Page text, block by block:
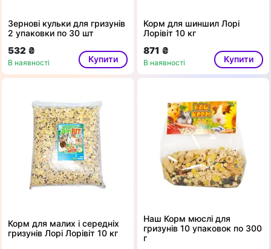
Зернові кульки для гризунів
2 упаковки по 30 шт
532 ₴
В наявності Купити
Корм для шиншил Лорі
Лорівіт 10 кг
871 ₴
В наявності Купити
Корм для малих і середніх
гризунів Лорі Лорівіт 10 кг
Наш Корм мюслі для
гризунів 10 упаковок по 300
г